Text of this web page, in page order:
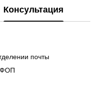
Консультация
почты
ФОП